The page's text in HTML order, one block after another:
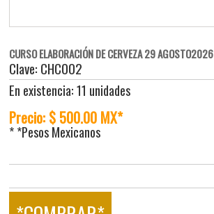
CURSO ELABORACIÓN DE CERVEZA 29 AGOSTO2026
Clave: CHC002
En existencia: 11 unidades
Precio: $ 500.00 MX*
* *Pesos Mexicanos